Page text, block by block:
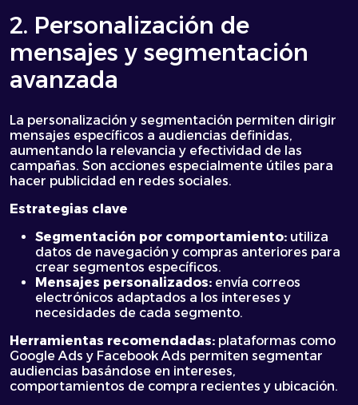
2. Personalización de
mensajes y segmentación
avanzada
La personalización y segmentación permiten dirigir
mensajes específicos a audiencias definidas,
aumentando la relevancia y efectividad de las
campañas. Son acciones especialmente útiles para
hacer publicidad en redes sociales.
Estrategias clave
Segmentación por comportamiento: utiliza
datos de navegación y compras anteriores para
crear segmentos específicos.
Mensajes personalizados: envía correos
electrónicos adaptados a los intereses y
necesidades de cada segmento.
Herramientas recomendadas: plataformas como
Google Ads y Facebook Ads permiten segmentar
audiencias basándose en intereses,
comportamientos de compra recientes y ubicación.